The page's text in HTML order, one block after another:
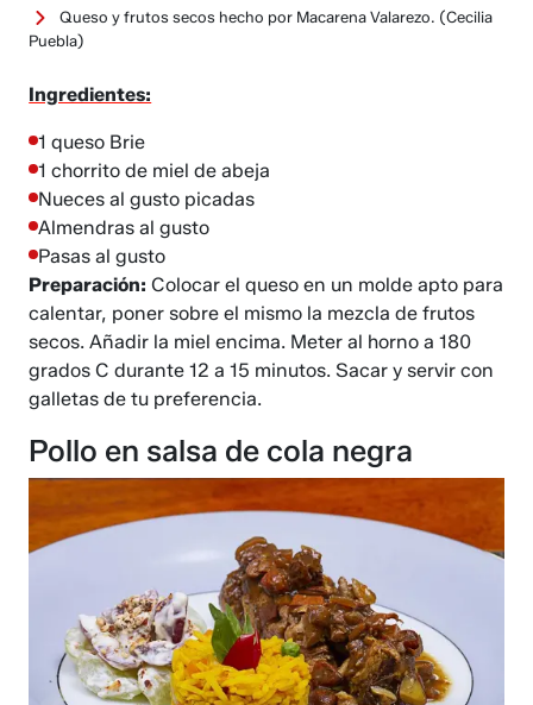
Queso y frutos secos hecho por Macarena Valarezo. (Cecilia
Puebla)
Ingredientes:
1 queso Brie
1 chorrito de miel de abeja
Nueces al gusto picadas
Almendras al gusto
Pasas al gusto
Preparación:Colocar el queso en un molde apto para
calentar, poner sobre el mismo la mezcla de frutos
secos. Añadir la miel encima. Meter al horno a 180
grados C durante 12 a 15 minutos. Sacar y servir con
galletas de tu preferencia.
Pollo en salsa de cola negra